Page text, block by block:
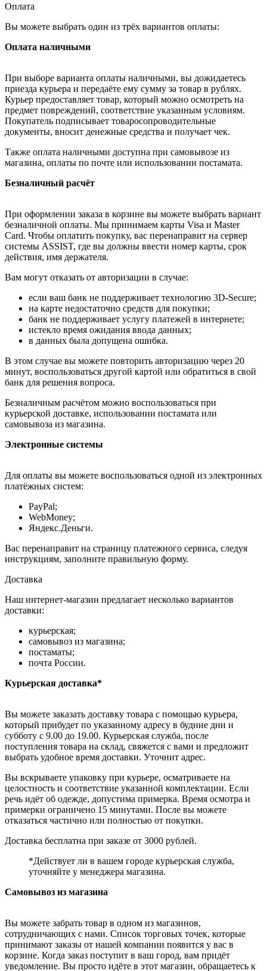
Оплата
Вы можете выбрать один из трёх вариантов оплаты:
Оплата наличными
При выборе варианта оплаты наличными, вы дожидаетесь
приезда курьера и передаёте ему сумму за товар в рублях.
Курьер предоставляет товар, который можно осмотреть на
предмет повреждений, соответствие указанным условиям.
Покупатель подписывает товаросопроводительные
документы, вносит денежные средства и получает чек.
Также оплата наличными доступна при самовывозе из
магазина, оплаты по почте или использовании постамата.
Безналичный расчёт
При оформлении заказа в корзине вы можете выбрать вариант
безналичной оплаты. Мы принимаем карты Visa и Master
Card. Чтобы оплатить покупку, вас перенаправит на сервер
системы ASSIST, где вы должны ввести номер карты, срок
действия, имя держателя.
Вам могут отказать от авторизации в случае:
если ваш банк не поддерживает технологию 3D-Secure;
на карте недостаточно средств для покупки;
банк не поддерживает услугу платежей в интернете;
истекло время ожидания ввода данных;
в данных была допущена ошибка.
В этом случае вы можете повторить авторизацию через 20
минут, воспользоваться другой картой или обратиться в свой
банк для решения вопроса.
Безналичным расчётом можно воспользоваться при
курьерской доставке, использовании постамата или
самовывоза из магазина.
Электронные системы
Для оплаты вы можете воспользоваться одной из электронных
платёжных систем:
PayPal;
WebMoney;
Яндекс.Деньги.
Вас перенаправит на страницу платежного сервиса, следуя
инструкциям, заполните правильную форму.
Доставка
Наш интернет-магазин предлагает несколько вариантов
доставки:
курьерская;
самовывоз из магазина;
постаматы;
почта России.
Курьерская доставка*
Вы можете заказать доставку товара с помощью курьера,
который прибудет по указанному адресу в будние дни и
субботу с 9.00 до 19.00. Курьерская служба, после
поступления товара на склад, свяжется с вами и предложит
выбрать удобное время доставки. Уточнит адрес.
Вы вскрываете упаковку при курьере, осматриваете на
целостность и соответствие указанной комплектации. Если
речь идёт об одежде, допустима примерка. Время осмотра и
примерки ограничено 15 минутами. После вы можете
отказаться частично или полностью от покупки.
Доставка бесплатна при заказе от 3000 рублей.
*Действует ли в вашем городе курьерская служба,
уточняйте у менеджера магазина.
Самовывоз из магазина
Вы можете забрать товар в одном из магазинов,
сотрудничающих с нами. Список торговых точек, которые
принимают заказы от нашей компании появится у вас в
корзине. Когда заказ поступит в ваш город, вам придёт
уведомление. Вы просто идёте в этот магазин, обращаетесь к